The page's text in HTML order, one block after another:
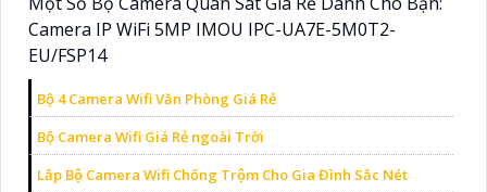
Camera IP WiFi 5MP IMOU IPC-UA7E-5M0T2-
EU/FSP14
Bộ 4 Camera Wifi Văn Phòng Giá Rẻ
Bộ Camera Wifi Giá Rẻ ngoài Trời
Lắp Bộ Camera Wifi Chống Trộm Cho Gia Đình Sắc Nét